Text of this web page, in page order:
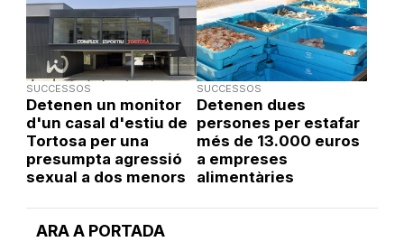
ARA A PORTADA
SUCCESSOS
Detenen un monitor
d'un casal d'estiu de
Tortosa per una
presumpta agressió
sexual a dos menors
SUCCESSOS
Detenen dues
persones per estafar
més de 13.000 euros
a empreses
alimentàries